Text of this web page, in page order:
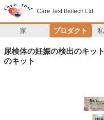
Care Test Biotech Ltd
家 プロダクト
尿検体の妊娠の検出のキッ
のキット